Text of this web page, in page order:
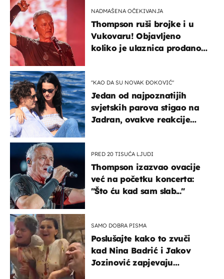
NADMAŠENA OČEKIVANJA
Thompson ruši brojke i u
Vukovaru! Objavljeno
koliko je ulaznica prodano
"KAO DA SU NOVAK ĐOKOVIĆ"
Jedan od najpoznatijih
svjetskih parova stigao na
Jadran, ovakve reakcije
PRED 20 TISUĆA LJUDI
Thompson izazvao ovacije
već na početku koncerta:
"Što ću kad sam slab..."
SAMO DOBRA PISMA
Poslušajte kako to zvuči
kad Nina Badrić i Jakov
Jozinović zapjevaju